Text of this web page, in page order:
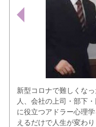
新型コロナで難しくな
人、会社の上司・部下
に役立つアドラー心理
えるだけで人生が変わ